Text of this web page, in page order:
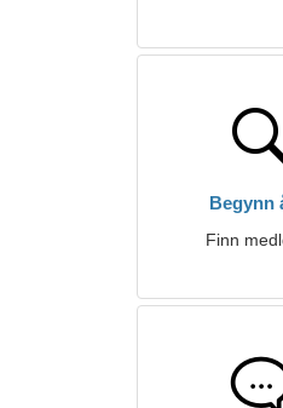
Begynn
Finn